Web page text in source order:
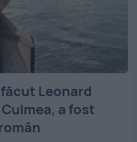
făcut Leonard
a fost